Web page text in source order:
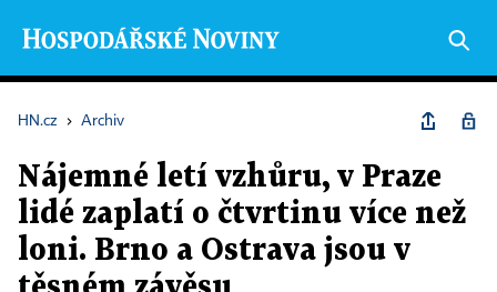
HN.cz › Archiv
Nájemné letí vzhůru, v Praze
lidé zaplatí o čtvrtinu více než
loni. Brno a Ostrava jsou v